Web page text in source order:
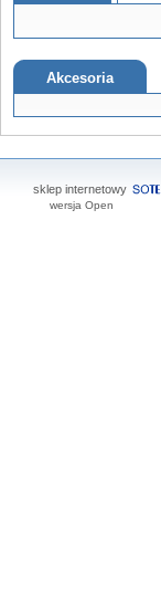
Akcesoria
sklep internetowy
wersja Open